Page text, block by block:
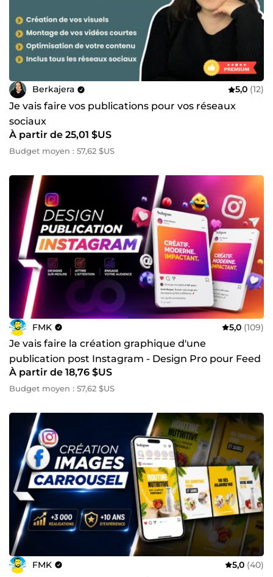
Berkajera 5,0 (12)
Je vais faire vos publications pour vos réseaux
sociaux
À partir de 25,01 $US
Budget moyen : 57,62 $US
FMK 5,0 (109)
Je vais faire la création graphique d'une
publication post Instagram - Design Pro pour Feed
IG
À partir de 18,76 $US
Budget moyen : 57,62 $US
FMK 5,0 (40)